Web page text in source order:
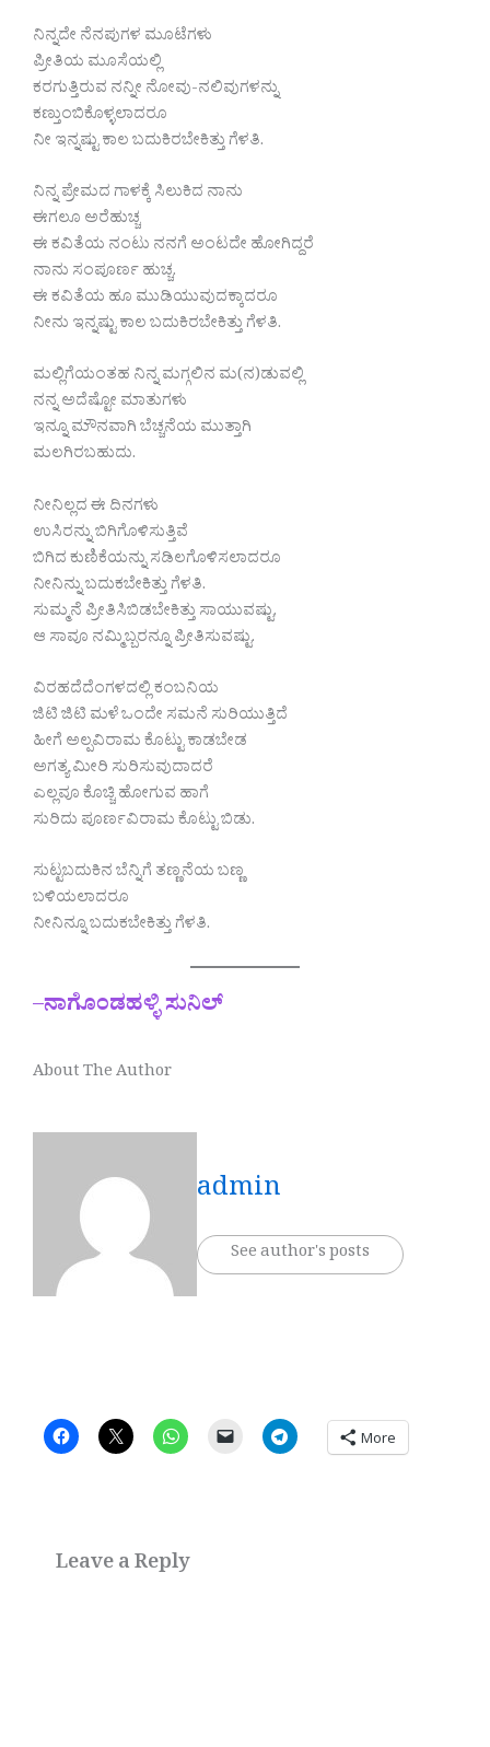
ನಿನ್ನದೇ ನೆನಪುಗಳ ಮೂಟೆಗಳು
ಪ್ರೀತಿಯ ಮೂಸೆಯಲ್ಲಿ
ಕರಗುತ್ತಿರುವ ನನ್ನೀ ನೋವು-ನಲಿವುಗಳನ್ನು
ಕಣ್ತುಂಬಿಕೊಳ್ಳಲಾದರೂ
ನೀ ಇನ್ನಷ್ಟು ಕಾಲ ಬದುಕಿರಬೇಕಿತ್ತು ಗೆಳತಿ.
ನಿನ್ನ ಪ್ರೇಮದ ಗಾಳಕ್ಕೆ ಸಿಲುಕಿದ ನಾನು
ಈಗಲೂ ಅರೆಹುಚ್ಚ
ಈ ಕವಿತೆಯ ನಂಟು ನನಗೆ ಅಂಟದೇ ಹೋಗಿದ್ದರೆ
ನಾನು ಸಂಪೂರ್ಣ ಹುಚ್ಚ.
ಈ ಕವಿತೆಯ ಹೂ ಮುಡಿಯುವುದಕ್ಕಾದರೂ
ನೀನು ಇನ್ನಷ್ಟು ಕಾಲ ಬದುಕಿರಬೇಕಿತ್ತು ಗೆಳತಿ.
ಮಲ್ಲಿಗೆಯಂತಹ ನಿನ್ನ ಮಗ್ಗಲಿನ ಮ(ನ)ಡುವಲ್ಲಿ
ನನ್ನ ಅದೆಷ್ಟೋ ಮಾತುಗಳು
ಇನ್ನೂ ಮೌನವಾಗಿ ಬೆಚ್ಚನೆಯ ಮುತ್ತಾಗಿ
ಮಲಗಿರಬಹುದು.
ನೀನಿಲ್ಲದ ಈ ದಿನಗಳು
ಉಸಿರನ್ನು ಬಿಗಿಗೊಳಿಸುತ್ತಿವೆ
ಬಿಗಿದ ಕುಣಿಕೆಯನ್ನು ಸಡಿಲಗೊಳಿಸಲಾದರೂ
ನೀನಿನ್ನು ಬದುಕಬೇಕಿತ್ತು ಗೆಳತಿ.
ಸುಮ್ಮನೆ ಪ್ರೀತಿಸಿಬಿಡಬೇಕಿತ್ತು ಸಾಯುವಷ್ಟು,
ಆ ಸಾವೂ ನಮ್ಮಿಬ್ಬರನ್ನೂ ಪ್ರೀತಿಸುವಷ್ಟು.
ವಿರಹದೆದೆಂಗಳದಲ್ಲಿ ಕಂಬನಿಯ
ಜಿಟಿ ಜಿಟಿ ಮಳೆ ಒಂದೇ ಸಮನೆ ಸುರಿಯುತ್ತಿದೆ
ಹೀಗೆ ಅಲ್ಪವಿರಾಮ ಕೊಟ್ಟು ಕಾಡಬೇಡ
ಅಗತ್ಯ ಮೀರಿ ಸುರಿಸುವುದಾದರೆ
ಎಲ್ಲವೂ ಕೊಚ್ಚಿ ಹೋಗುವ ಹಾಗೆ
ಸುರಿದು ಪೂರ್ಣವಿರಾಮ ಕೊಟ್ಟು ಬಿಡು.
ಸುಟ್ಟಬದುಕಿನ ಬೆನ್ನಿಗೆ ತಣ್ಣನೆಯ ಬಣ್ಣ
ಬಳಿಯಲಾದರೂ
ನೀನಿನ್ನೂ ಬದುಕಬೇಕಿತ್ತು ಗೆಳತಿ.
–ನಾಗೊಂಡಹಳ್ಳಿ ಸುನಿಲ್
About The Author
admin
See author's posts
More
Leave a Reply